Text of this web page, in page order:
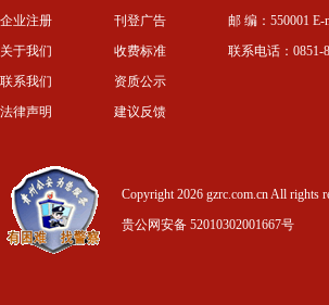
企业注册
关于我们
联系我们
法律声明
刊登广告
收费标准
资质公示
建议反馈
邮 编：550001 E-
联系电话：0851-
Copyright 2026 gzrc.com.cn All rights
贵公网安备 52010302001667号